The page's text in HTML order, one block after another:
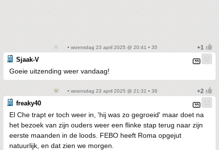
• woensdag 23 april 2025 @ 20:41 • 35
Sjaak-V
Goeie uitzending weer vandaag!
• woensdag 23 april 2025 @ 21:31 • 36
freaky40
El Che trapt er toch weer in, 'hij was zo gegroeid' maar doet na
het bezoek van zijn ouders weer een flinke stap terug naar zijn
eerste maanden in de loods. FEBO heeft Roma opgejut
natuurlijk, en dat zien we morgen.